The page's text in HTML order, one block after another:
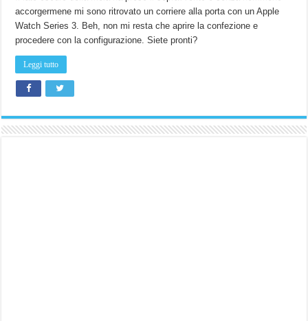
did
it
accorgermene mi sono ritrovato un corriere alla porta con un Apple
Watch Series 3. Beh, non mi resta che aprire la confezione e
procedere con la configurazione. Siete pronti?
Leggi tutto